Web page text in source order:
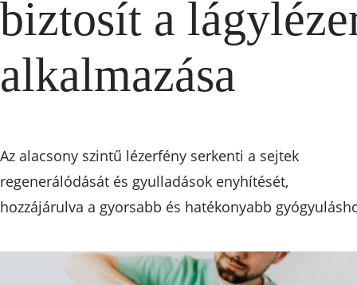
biztosít a
alkalmazása
Az alacsony szintű lézerfény serkenti a sejtek
regenerálódását és gyulladások enyhítését,
hozzájárulva a gyorsabb és hatékonyabb